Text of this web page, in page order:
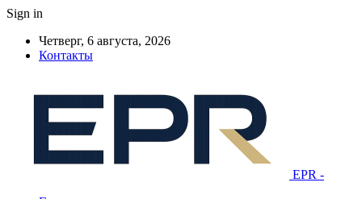
Sign in
Четверг, 6 августа, 2026
Контакты
EPR -